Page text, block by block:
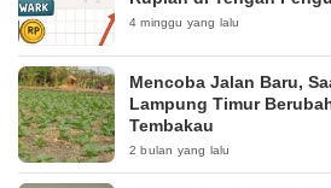
4 minggu yang lalu
Mencoba Jalan Baru,
Lampung Timur
Tembakau
2 bulan yang lalu